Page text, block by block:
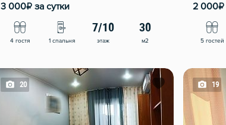
3 000₽ за сутки
4 гостя 1 спальня
7/10
этаж
30
м2
2 000₽
5 гостей
20 19